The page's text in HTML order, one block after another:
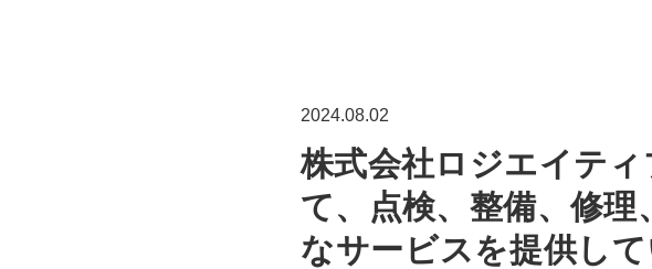
2024.08.02
株式会社ロジエイテ
て、点検、整備、修
なサービスを提供し